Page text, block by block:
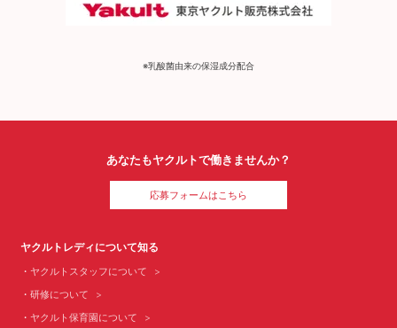
※乳酸菌由来の保湿成分配合
あなたもヤクルトで働きませんか？
応募フォームはこちら
ヤクルトレディについて知る
ヤクルトスタッフについて
研修について
ヤクルト保育園について